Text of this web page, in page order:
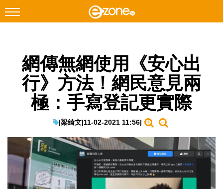
Facebook Instagram
科技焦點
網絡生活
教學評測
EduTech
IT Times
網傳無網使用《安心出
行》方法！網民意見兩
極：手寫登記更實際
|梁綺文|11-02-2021 11:56|